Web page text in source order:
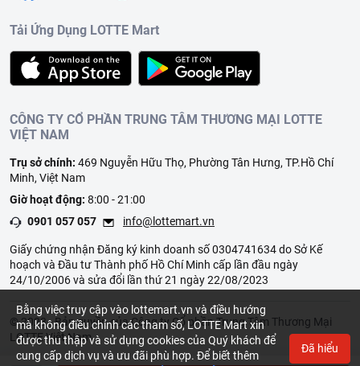
Tải Ứng Dụng LOTTE Mart
CÔNG TY CỔ PHẦN TRUNG TÂM THƯƠNG MẠI LOTTE
VIỆT NAM
Trụ sở chính: 469 Nguyễn Hữu Thọ, Phường Tân Hưng, TP.Hồ Chí
Minh, Việt Nam
Giờ hoạt động: 8:00 - 21:00
0901 057 057
info@lottemart.vn
Giấy chứng nhận Đăng ký kinh doanh số 0304741634 do Sở Kế
hoạch và Đầu tư Thành phố Hồ Chí Minh cấp lần đầu ngày
24/10/2006 và sửa đổi lần thứ 21 ngày 22/08/2023
© 2023 - Bản quyền của Công ty Cổ phần Trung Tâm Thương Mại
LOTTE Việt Nam
Bằng việc truy cập vào lottemart.vn và điều hướng
mà không điều chỉnh các tham số, LOTTE Mart xin
được thu thập và sử dụng cookies của Quý khách để
cung cấp dịch vụ và ưu đãi phù hợp. Để biết thêm
Đã hiểu